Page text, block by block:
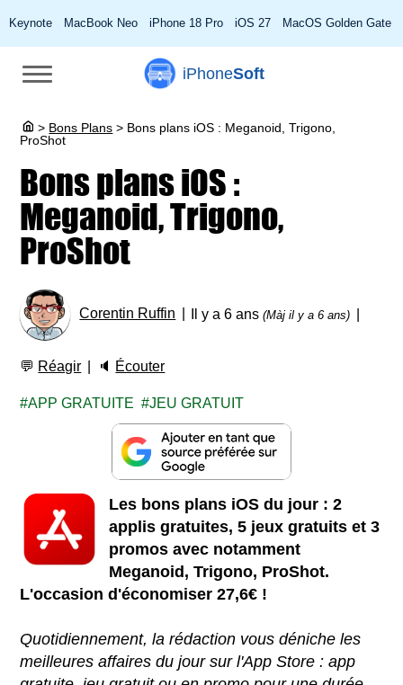
Keynote MacBook Neo iPhone 18 Pro iOS 27 MacOS Golden Gate
iPhoneSoft
> Bons Plans > Bons plans iOS : Meganoid, Trigono,
ProShot
Bons plans iOS :
Meganoid, Trigono,
ProShot
Corentin Ruffin Il y a 6 ans(Màj il y a 6 ans)
💬 Réagir 🔈 Écouter
APP GRATUITE JEU GRATUIT
Les bons plans iOS du jour : 2
applis gratuites, 5 jeux gratuits et 3
promos avec notamment
Meganoid, Trigono, ProShot.
L'occasion d'économiser 27,6€ !
Quotidiennement, la rédaction vous déniche les
meilleures affaires du jour sur l'App Store : app